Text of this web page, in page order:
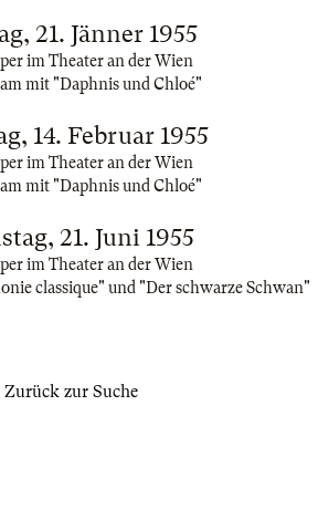
21. Jänner 1955
im Theater an der Wien
mit "Daphnis und Chloé"
14. Februar 1955
im Theater an der Wien
mit "Daphnis und Chloé"
21. Juni 1955
im Theater an der Wien
classique" und "Der schwarze Schwan"
Zurück zur Suche